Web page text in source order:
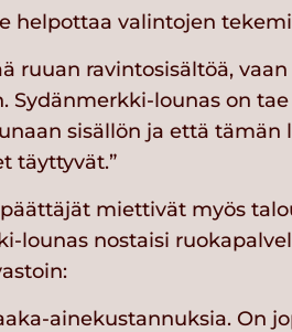
helpottaa valintojen
ruuan ravintosisältöä,
Sydänmerkki-lounas on
sisällön ja että tämän
täyttyvät.”
miettivät myös
lounas nostaisi
ainekustannuksia. On